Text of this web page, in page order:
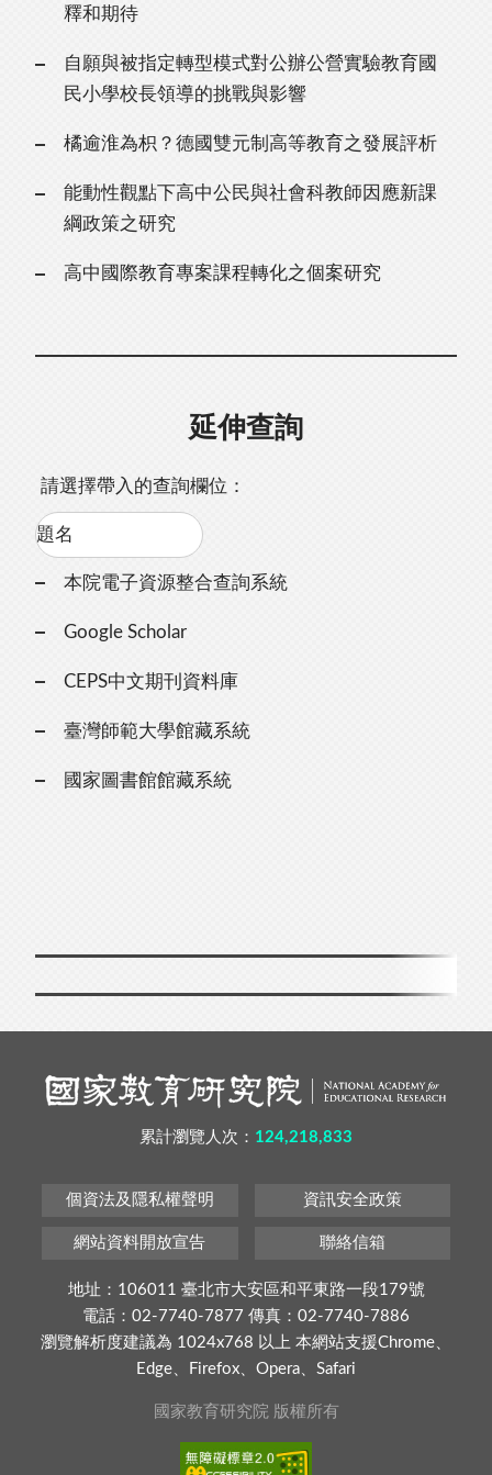
釋和期待
自願與被指定轉型模式對公辦公營實驗教育國
民小學校長領導的挑戰與影響
橘逾淮為枳？德國雙元制高等教育之發展評析
能動性觀點下高中公民與社會科教師因應新課
綱政策之研究
高中國際教育專案課程轉化之個案研究
延伸查詢
請選擇帶入的查詢欄位：
本院電子資源整合查詢系統
Google Scholar
CEPS中文期刊資料庫
臺灣師範大學館藏系統
國家圖書館館藏系統
累計瀏覽人次： 124,218,833
個資法及隱私權聲明 資訊安全政策
網站資料開放宣告 聯絡信箱
地址：106011 臺北市大安區和平東路一段179號
電話：02-7740-7877 傳真：02-7740-7886
瀏覽解析度建議為 1024x768 以上 本網站支援Chrome、
Edge、Firefox、Opera、Safari
國家教育研究院 版權所有